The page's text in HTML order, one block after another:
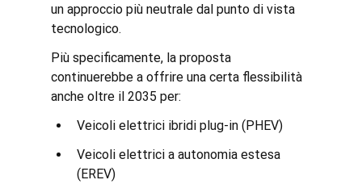
un approccio più neutrale dal punto di vista
tecnologico.
Più specificamente, la proposta
continuerebbe a offrire una certa flessibilità
anche oltre il 2035 per:
Veicoli elettrici ibridi plug-in (PHEV)
Veicoli elettrici a autonomia estesa
(EREV)